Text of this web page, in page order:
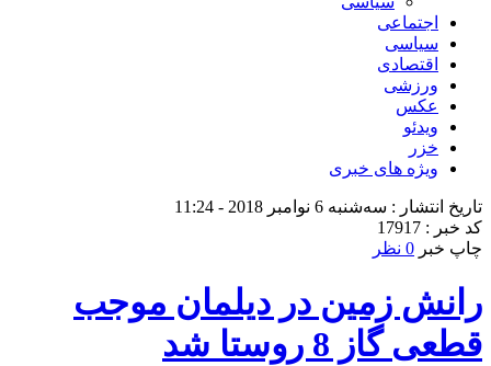
اجتماعی
سیاسی
اقتصادی
ورزشی
عکس
ویدئو
خزر
ویژه های خبری
تاریخ انتشار : سه‌شنبه 6 نوامبر 2018 - 11:24
کد خبر : 17917
چاپ خبر 0 نظر
رانش زمین در دیلمان موجب
قطعی گاز 8 روستا شد